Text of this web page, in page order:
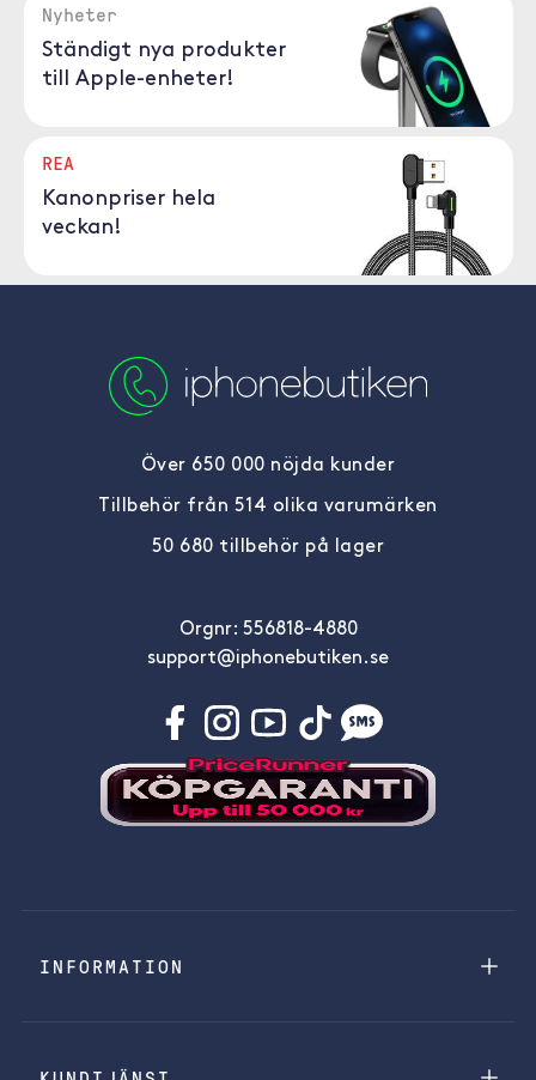
Nyheter
Ständigt nya produkter
till Apple-enheter!
REA
Kanonpriser hela
veckan!
Över 650 000 nöjda kunder
Tillbehör från 514 olika varumärken
50 680 tillbehör på lager
Orgnr: 556818-4880
support@iphonebutiken.se
INFORMATION